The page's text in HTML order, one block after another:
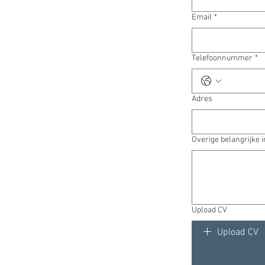
Email *
Telefoonnummer *
Adres
Overige belangrijke
Upload CV
Upload CV